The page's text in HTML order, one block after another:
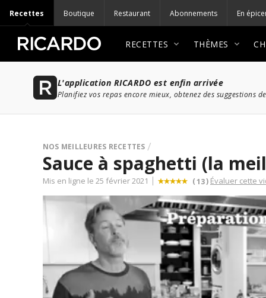
Recettes Boutique Restaurant Abonnements En
RECETTES THÈMES
L'application RICARDO est enfin arrivée
Planifiez vos repas encore mieux, obtenez des suggestions
NOS MEILLEURES RECETTES
Sauce à spaghetti (la
Mis en ligne le 25 février 2021 (13) Évaluer cette